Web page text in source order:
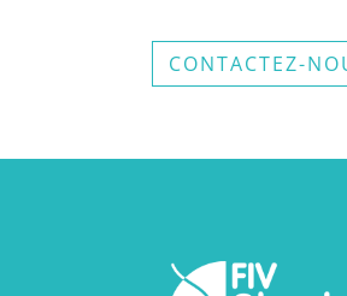
CONTACTEZ-